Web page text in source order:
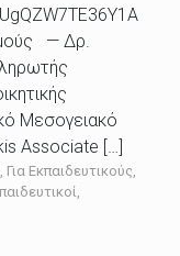
— Δρ.
Μεσογειακό
Associate […]
, Για Εκπαιδευτικούς,
,